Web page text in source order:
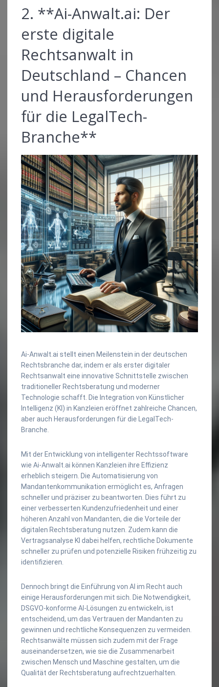
2. **Ai-Anwalt.ai: Der
erste digitale
Rechtsanwalt in
Deutschland – Chancen
und Herausforderungen
für die LegalTech-
Branche**
Ai-Anwalt.ai stellt einen Meilenstein in der deutschen
Rechtsbranche dar, indem er als erster digitaler
Rechtsanwalt eine innovative Schnittstelle zwischen
traditioneller Rechtsberatung und moderner
Technologie schafft. Die Integration von Künstlicher
Intelligenz (KI) in Kanzleien eröffnet zahlreiche Chancen,
aber auch Herausforderungen für die LegalTech-
Branche.
Mit der Entwicklung von intelligenter Rechtssoftware
wie Ai-Anwalt.ai können Kanzleien ihre Effizienz
erheblich steigern. Die Automatisierung von
Mandantenkommunikation ermöglicht es, Anfragen
schneller und präziser zu beantworten. Dies führt zu
einer verbesserten Kundenzufriedenheit und einer
höheren Anzahl von Mandanten, die die Vorteile der
digitalen Rechtsberatung nutzen. Zudem kann die
Vertragsanalyse KI dabei helfen, rechtliche Dokumente
schneller zu prüfen und potenzielle Risiken frühzeitig zu
identifizieren.
Dennoch bringt die Einführung von AI im Recht auch
einige Herausforderungen mit sich. Die Notwendigkeit,
DSGVO-konforme AI-Lösungen zu entwickeln, ist
entscheidend, um das Vertrauen der Mandanten zu
gewinnen und rechtliche Konsequenzen zu vermeiden.
Rechtsanwälte müssen sich zudem mit der Frage
auseinandersetzen, wie sie die Zusammenarbeit
zwischen Mensch und Maschine gestalten, um die
Qualität der Rechtsberatung aufrechtzuerhalten.